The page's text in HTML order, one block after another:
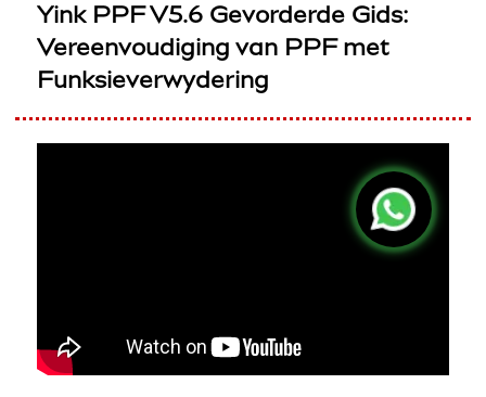
Yink PPF V5.6 Gevorderde Gids:
Vereenvoudiging van PPF met
Funksieverwydering